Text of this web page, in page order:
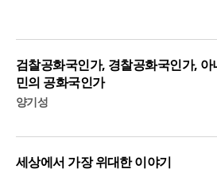
검찰공화국인가, 경찰공화국인가, 아
민의 공화국인가
양기성
세상에서 가장 위대한 이야기